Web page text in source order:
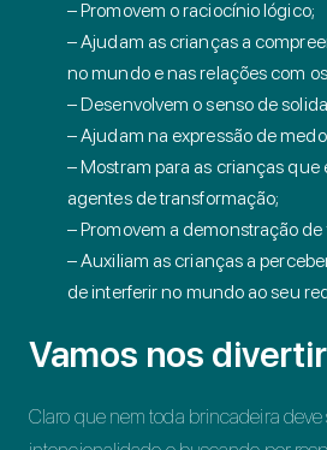
– Promovem o raciocínio lógico;
– Ajudam as crianças a
no mundo e nas relações com
– Desenvolvem o senso de
– Ajudam na expressão de
– Mostram para as crianças que
agentes de transformação;
– Promovem a demonstração de
– Auxiliam as crianças a
de interferir no mundo ao seu
Vamos nos
Claro que nem toda brincadeira